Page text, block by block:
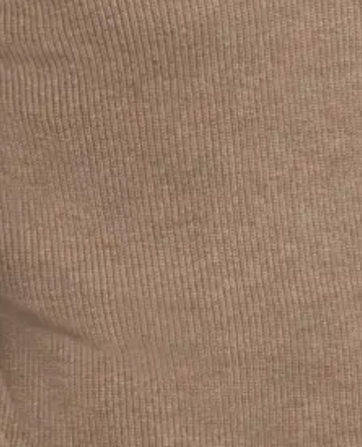
Chris Shiu a obtenu son baccalauréat international en
administration des affaires de la Schulich School of Business
de l'Université York et détient la désignation de comptable
professionnel agréé (CPA, CA). Fort de plus de 14 ans
d'expérience dans le domaine du capital-investissement, de la
banque d'investissement et de la comptabilité, Chris se
concentre actuellement sur l'identification des opportunités
de croissance pour la firme, notamment les fusions et
acquisitions, le financement, ainsi que les initiatives
stratégiques dans son rôle chez Purpose. Avant de rejoindre
Purpose, Chris a occupé d'autres postes de direction,
notamment en tant que directeur chez Whitehorse Liquidity
Partners et vice-président chez Bank of America Securities.
Our
StoryPlatform Leadership Careers ContactPolicies Accessibility
CONTACT US
info@purpose-unlimited.com
Toll Free: 1.877.789.1517
Tel: 416.583.3850
ADDRESS